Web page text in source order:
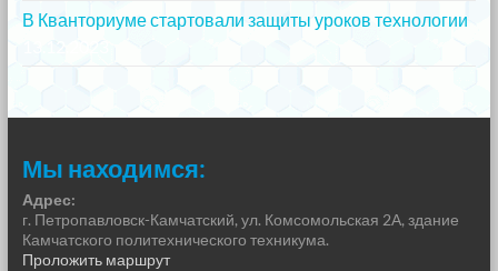
В Кванториуме стартовали защиты уроков технологии
Мы находимся:
Адрес:
г. Петропавловск-Камчатский, ул. Комсомольская 2А, здание
Камчатского политехнического техникума.
Проложить маршрут